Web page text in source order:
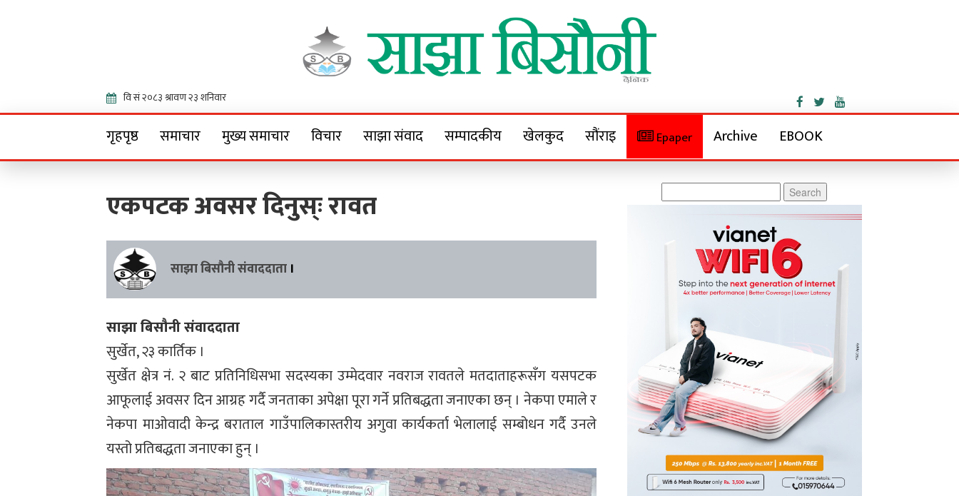
Sajha Bisaunee
गृहपृष्ठ समाचार मुख्य समाचार विचार साझा संवाद सम्पादकीय खेलकुद सौंराइ Epaper Archive EBOOK
एकपटक अवसर दिनुस्ः रावत
साझा बिसौनी संवाददाता ।
साझा बिसौनी संवाददाता
सुर्खेत, २३ कार्तिक ।
सुर्खेत क्षेत्र नं. २ बाट प्रतिनिधिसभा सदस्यका उम्मेदवार नवराज रावतले मतदाताहरूसँग यसपटक
आफूलाई अवसर दिन आग्रह गर्दै जनताका अपेक्षा पूरा गर्ने प्रतिबद्धता जनाएका छन् । नेकपा एमाले र
नेकपा माओवादी केन्द्र बराताल गाउँपालिकास्तरीय अगुवा कार्यकर्ता भेलालाई सम्बोधन गर्दै उनले
यस्तो प्रतिबद्धता जनाएका हुन् ।
for: